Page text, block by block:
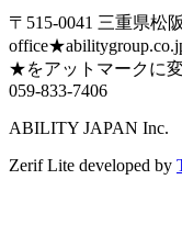
〒515-0041 三重県松
★をアットマークに
059-833-7406
ABILITY JAPAN Inc.
Zerif Lite developed by